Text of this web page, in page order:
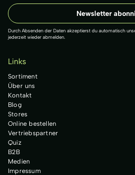
Durch Absenden der Daten akzeptierst du automatisch
jederzeit wieder abmelden.
Links
Sortiment
Über uns
Kontakt
Blog
Stores
Online bestellen
Vertriebspartner
Quiz
B2B
Medien
Impressum